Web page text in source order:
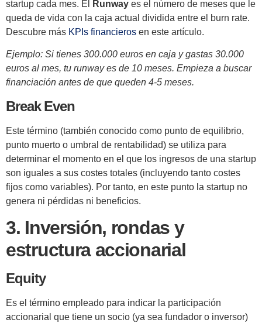
startup cada mes. El Runway es el número de meses que le
queda de vida con la caja actual dividida entre el burn rate.
Descubre más KPIs financieros en este artículo.
Ejemplo: Si tienes 300.000 euros en caja y gastas 30.000
euros al mes, tu runway es de 10 meses. Empieza a buscar
financiación antes de que queden 4-5 meses.
Break Even
Este término (también conocido como punto de equilibrio,
punto muerto o umbral de rentabilidad) se utiliza para
determinar el momento en el que los ingresos de una startup
son iguales a sus costes totales (incluyendo tanto costes
fijos como variables). Por tanto, en este punto la startup no
genera ni pérdidas ni beneficios.
3. Inversión, rondas y
estructura accionarial
Equity
Es el término empleado para indicar la participación
accionarial que tiene un socio (ya sea fundador o inversor)